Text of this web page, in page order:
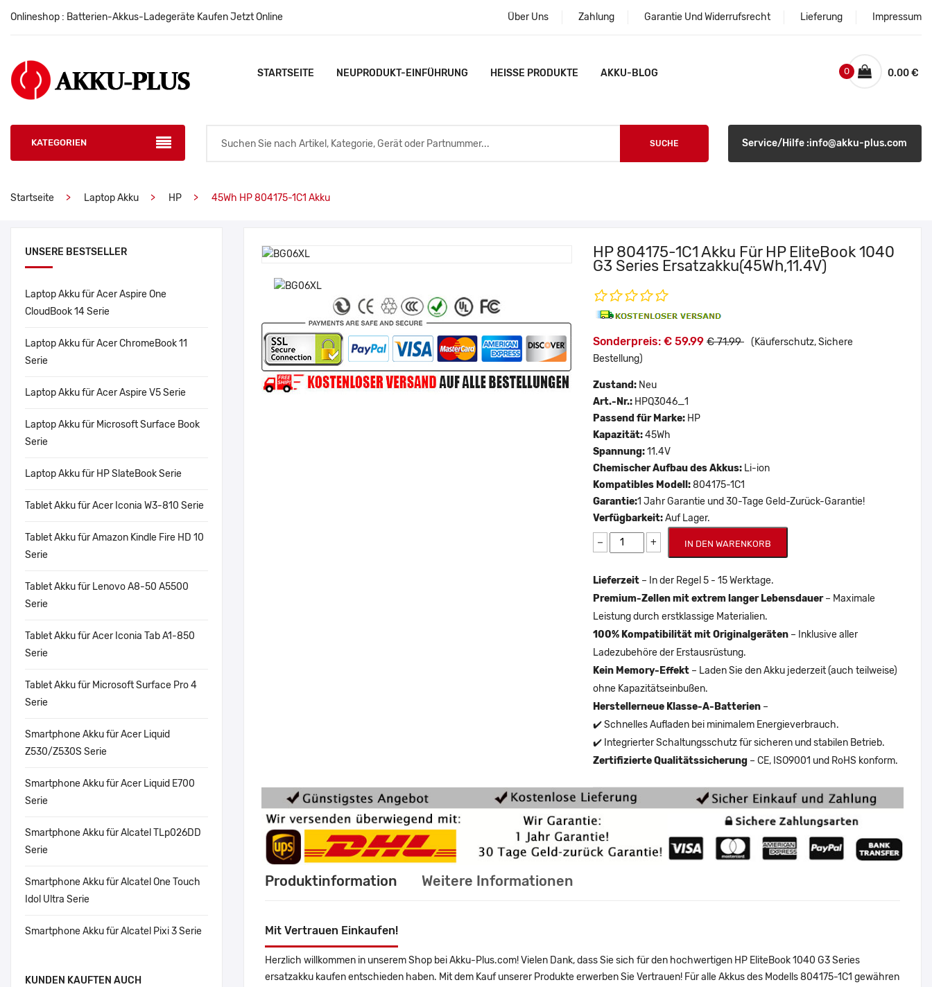
Onlineshop : Batterien-Akkus-Ladegeräte Kaufen Jetzt Online Über Uns Zahlung Garantie Und Widerrufsrecht Lieferung Impressum
STARTSEITE NEUPRODUKT-EINFÜHRUNG HEISSE PRODUKTE AKKU-BLOG 0.00 €
0
KATEGORIEN SUCHE Service/Hilfe :info@akku-plus.com
Startseite Laptop Akku HP 45Wh HP 804175-1C1 Akku
UNSERE BESTSELLER
Laptop Akku für Acer Aspire One
CloudBook 14 Serie
Laptop Akku für Acer ChromeBook 11
Serie
Laptop Akku für Acer Aspire V5 Serie
Laptop Akku für Microsoft Surface Book
Serie
Laptop Akku für HP SlateBook Serie
Tablet Akku für Acer Iconia W3-810 Serie
Tablet Akku für Amazon Kindle Fire HD 10
Serie
Tablet Akku für Lenovo A8-50 A5500
Serie
Tablet Akku für Acer Iconia Tab A1-850
Serie
Tablet Akku für Microsoft Surface Pro 4
Serie
Smartphone Akku für Acer Liquid
Z530/Z530S Serie
Smartphone Akku für Acer Liquid E700
Serie
Smartphone Akku für Alcatel TLp026DD
Serie
Smartphone Akku für Alcatel One Touch
Idol Ultra Serie
Smartphone Akku für Alcatel Pixi 3 Serie
KUNDEN KAUFTEN AUCH
HP 804175-1C1 Akku Für HP EliteBook 1040
G3 Series Ersatzakku(45Wh,11.4V)
Sonderpreis: € 59.99 € 71.99 (Käuferschutz, Sichere
Bestellung)
Zustand: Neu
Art.-Nr.: HPQ3046_1
Passend für Marke: HP
Kapazität:45Wh
Spannung:11.4V
Chemischer Aufbau des Akkus: Li-ion
Kompatibles Modell:804175-1C1
Garantie:1 Jahr Garantie und 30-Tage Geld-Zurück-Garantie!
Verfügbarkeit:Auf Lager.
− + IN DEN WARENKORB
Lieferzeit – In der Regel 5 - 15 Werktage.
Premium-Zellen mit extrem langer Lebensdauer– Maximale
Leistung durch erstklassige Materialien.
100% Kompatibilität mit Originalgeräten – Inklusive aller
Ladezubehöre der Erstausrüstung.
Kein Memory-Effekt – Laden Sie den Akku jederzeit (auch teilweise)
ohne Kapazitätseinbußen.
Herstellerneue Klasse-A-Batterien –
✔️ Schnelles Aufladen bei minimalem Energieverbrauch.
✔️ Integrierter Schaltungsschutz für sicheren und stabilen Betrieb.
Zertifizierte Qualitätssicherung – CE, ISO9001 und RoHS konform.
Produktinformation Weitere Informationen
Mit Vertrauen Einkaufen!
Herzlich willkommen in unserem Shop bei Akku-Plus.com! Vielen Dank, dass Sie sich für den hochwertigen HP EliteBook 1040 G3 Series
ersatzakku kaufen entschieden haben. Mit dem Kauf unserer Produkte erwerben Sie Vertrauen! Für alle Akkus des Modells 804175-1C1 gewähren